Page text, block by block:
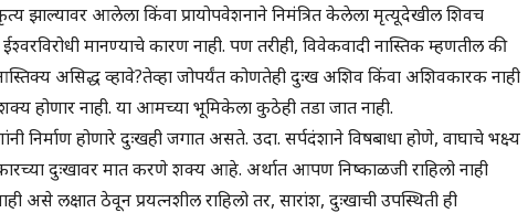
आलेला किंवा प्रायोपवेशनाने निमंत्रित केलेला मृत्यूदेखील शिवच
मानण्याचे कारण नाही. पण तरीही, विवेकवादी नास्तिक म्हणतील की
असिद्ध व्हावे?तेव्हा जोपर्यंत कोणतेही दुःख अशिव किंवा अशिवकारक नाही
शक्य होणार नाही. या आमच्या भूमिकेला कुठेही तडा जात नाही.
निर्माण होणारे दुःखही जगात असते. उदा. सर्पदंशाने विषबाधा होणे, वाघाचे भक्ष्य
दुःखावर मात करणे शक्य आहे. अर्थात आपण निष्काळजी राहिलो नाही
असे लक्षात ठेवून प्रयत्नशील राहिलो तर, सारांश, दुःखाची उपस्थिती ही